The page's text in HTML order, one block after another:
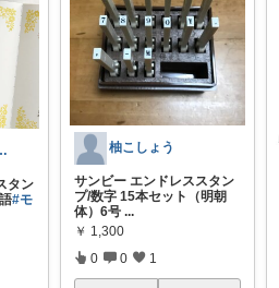
タン
#モ
柚こしょう
サンビー エンドレススタン
プ/数字 15本セット（明朝
体）6号 ...
￥ 1,300
0 0 1